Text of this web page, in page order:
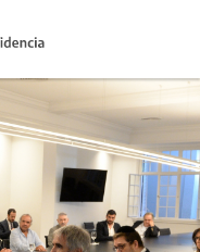
Suscribite